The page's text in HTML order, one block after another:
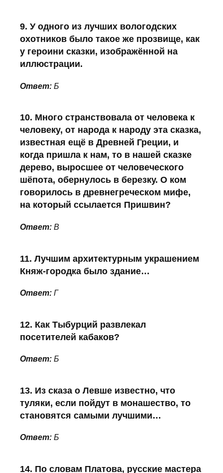
9. У одного из лучших вологодских
охотников было такое же прозвище, как
у героини сказки, изображённой на
иллюстрации.
Ответ: Б
10. Много странствовала от человека к
человеку, от народа к народу эта сказка,
известная ещё в Древней Греции, и
когда пришла к нам, то в нашей сказке
дерево, выросшее от человеческого
шёпота, обернулось в березку. О ком
говорилось в древнегреческом мифе,
на который ссылается Пришвин?
Ответ: В
11. Лучшим архитектурным украшением
Княж-городка было здание…
Ответ: Г
12. Как Тыбурций развлекал
посетителей кабаков?
Ответ: Б
13. Из сказа о Левше известно, что
туляки, если пойдут в монашество, то
становятся самыми лучшими…
Ответ: Б
14. По словам Платова, русские мастера